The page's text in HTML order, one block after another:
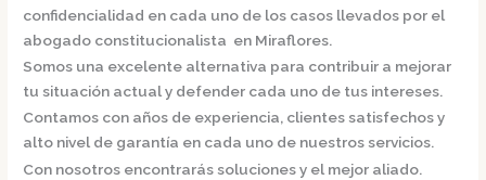
confidencialidad en cada uno de los casos llevados por el
abogado constitucionalista en Miraflores.
Somos una excelente alternativa para contribuir a mejorar
tu situación actual y defender cada uno de tus intereses.
Contamos con años de experiencia, clientes satisfechos y
alto nivel de garantía en cada uno de nuestros servicios.
Con nosotros encontrarás soluciones y el mejor aliado.